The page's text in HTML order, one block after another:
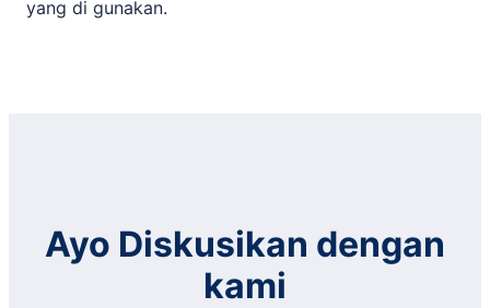
yang di gunakan.
Ayo Diskusikan dengan
kami